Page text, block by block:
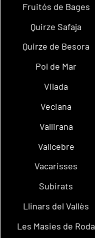
Fruitós de Bages
Quirze Safaja
Quirze de Besora
Pol de Mar
Vilada
Veciana
Vallirana
Vallcebre
Vacarisses
Subirats
Llinars del Vallès
Les Masies de Roda